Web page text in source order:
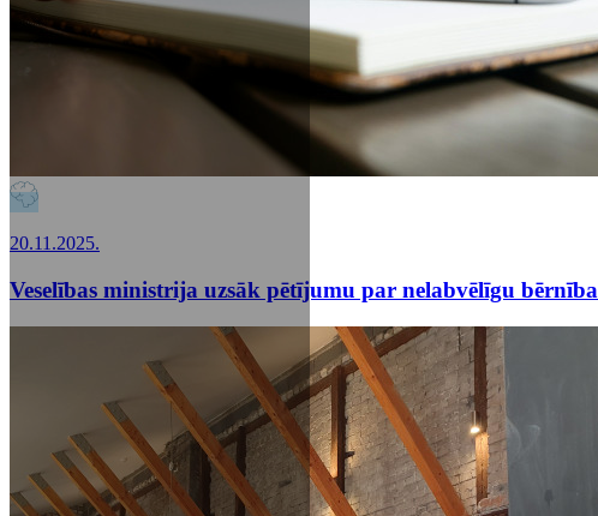
20.11.2025.
Veselības ministrija uzsāk pētījumu par nelabvēlīgu